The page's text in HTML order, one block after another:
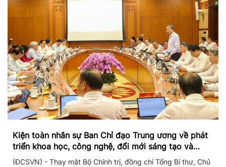
Kiện toàn nhân sự Ban Chỉ đạo Trung ương về phát
triển khoa học, công nghệ, đổi mới sáng tạo và
chuyển đổi số
(ĐCSVN) - Thay mặt Bộ Chính trị, đồng chí Tổng Bí thư, Chủ